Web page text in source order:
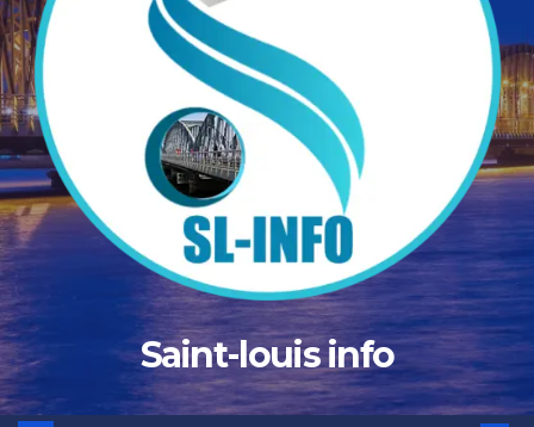
Saint-louis info